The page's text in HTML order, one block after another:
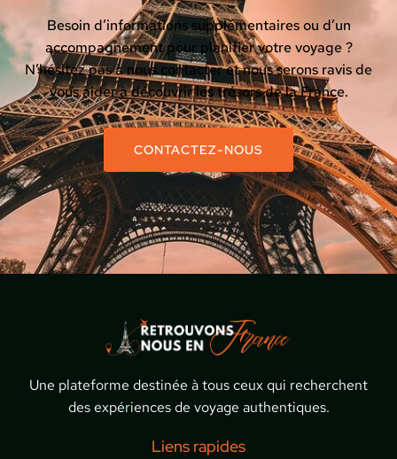
Besoin d’informations supplémentaires ou d’un
accompagnement pour planifier votre voyage ?
N’hésitez pas à nous contacter et nous serons ravis de
vous aider à découvrir les trésors de la France.
CONTACTEZ-NOUS
Une plateforme destinée à tous ceux qui recherchent
des expériences de voyage authentiques.
Liens rapides